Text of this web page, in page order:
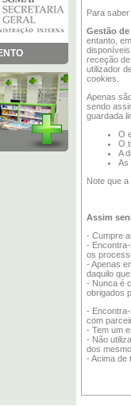
Para
Gestão
entanto,
receção
utilizador
cookies.
Apenas
sendo
guardada
O
O
A
As
Note que
Assim
- Cumpre
-
os
- Apenas
daquilo
- Nunca é
obrigados
-
com
- Tem um
- Não
dos
- Acima de